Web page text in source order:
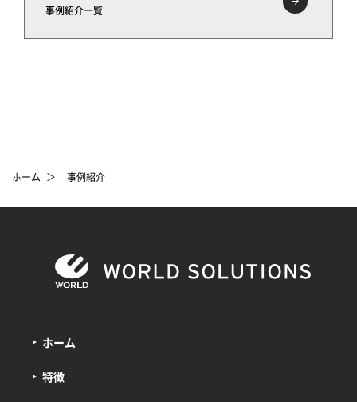
事例紹介一覧
ホーム ＞ 事例紹介
ホーム
特徴